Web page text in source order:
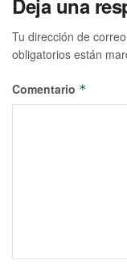
Tu dirección de
obligatorios están
Comentario *